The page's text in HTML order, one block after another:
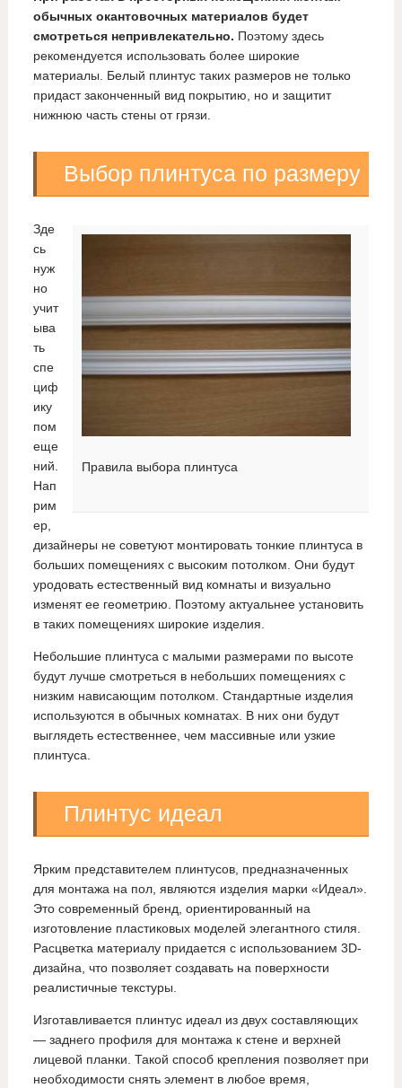
обычных окантовочных материалов будет
смотреться непривлекательно. Поэтому здесь
рекомендуется использовать более широкие
материалы. Белый плинтус таких размеров не только
придаст законченный вид покрытию, но и защитит
нижнюю часть стены от грязи.
Выбор плинтуса по размеру
Правила выбора плинтуса
Зде
сь
нуж
но
учит
ыва
ть
спе
циф
ику
пом
еще
ний.
Нап
рим
ер,
дизайнеры не советуют монтировать тонкие плинтуса в
больших помещениях с высоким потолком. Они будут
уродовать естественный вид комнаты и визуально
изменят ее геометрию. Поэтому актуальнее установить
в таких помещениях широкие изделия.
Небольшие плинтуса с малыми размерами по высоте
будут лучше смотреться в небольших помещениях с
низким нависающим потолком. Стандартные изделия
используются в обычных комнатах. В них они будут
выглядеть естественнее, чем массивные или узкие
плинтуса.
Плинтус идеал
Ярким представителем плинтусов, предназначенных
для монтажа на пол, являются изделия марки «Идеал».
Это современный бренд, ориентированный на
изготовление пластиковых моделей элегантного стиля.
Расцветка материалу придается с использованием 3D-
дизайна, что позволяет создавать на поверхности
реалистичные текстуры.
Изготавливается плинтус идеал из двух составляющих
— заднего профиля для монтажа к стене и верхней
лицевой планки. Такой способ крепления позволяет при
необходимости снять элемент в любое время,